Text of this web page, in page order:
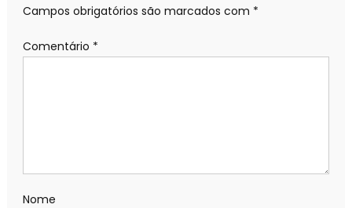
Campos obrigatórios são marcados com *
Comentário *
Nome